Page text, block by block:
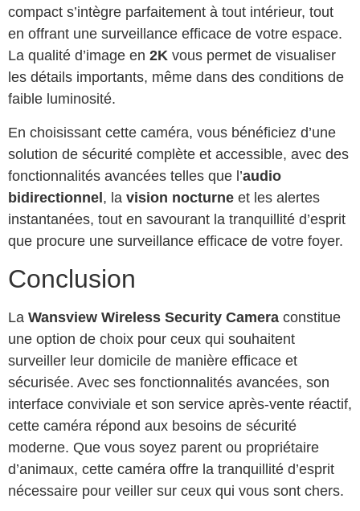
compact s’intègre parfaitement à tout intérieur, tout
en offrant une surveillance efficace de votre espace.
La qualité d’image en 2K vous permet de visualiser
les détails importants, même dans des conditions de
faible luminosité.
En choisissant cette caméra, vous bénéficiez d’une
solution de sécurité complète et accessible, avec des
fonctionnalités avancées telles que l’audio
bidirectionnel, la vision nocturne et les alertes
instantanées, tout en savourant la tranquillité d’esprit
que procure une surveillance efficace de votre foyer.
Conclusion
La Wansview Wireless Security Camera constitue
une option de choix pour ceux qui souhaitent
surveiller leur domicile de manière efficace et
sécurisée. Avec ses fonctionnalités avancées, son
interface conviviale et son service après-vente réactif,
cette caméra répond aux besoins de sécurité
moderne. Que vous soyez parent ou propriétaire
d’animaux, cette caméra offre la tranquillité d’esprit
nécessaire pour veiller sur ceux qui vous sont chers.